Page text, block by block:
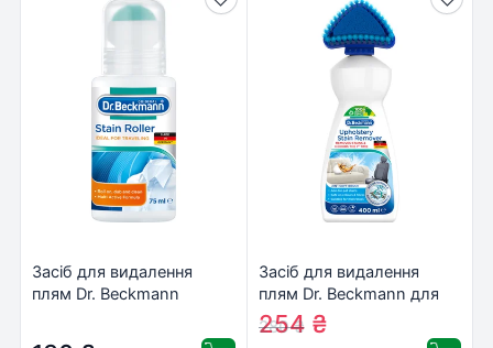
Засіб для видалення
плям Dr. Beckmann
(5010287377035/4008455003160)
Засіб для видалення
плям Dr. Beckmann для
оббивки м’яких меблів
400 мл (4008455578019)
280₴
254 ₴